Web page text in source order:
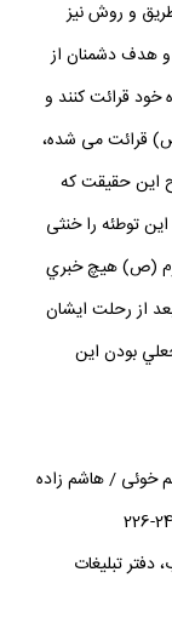
و روش نيز
هدف دشمنان از
خود قرائت كنند و
قرائت مى ‏شده،
اين حقيقت كه
توطئه را خنثى
اكرم (ص) هيچ خبري
از رحلت ايشان
بودن اين
خوئى / هاشم زاده
تبليغات